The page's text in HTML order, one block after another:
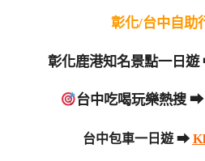
彰化/台中自助
彰化鹿港知名景點一日遊
台中吃喝玩樂熱搜
台中包車一日遊➡